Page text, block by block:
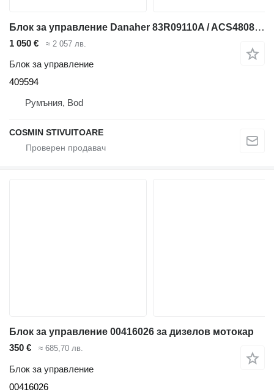
Блок за управление Danaher 83R09110A / ACS4808-350F01 409594 за дизелов мотокар
1 050 € ≈ 2 057 лв.
Блок за управление
409594
Румъния, Bod
COSMIN STIVUITOARE
Блок за управление 00416026 за дизелов мотокар
350 €
≈ 685,70 лв.
Блок за управление
00416026